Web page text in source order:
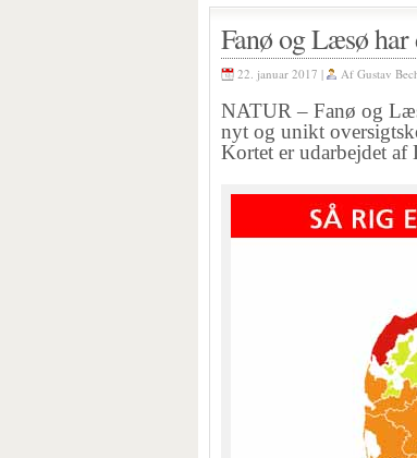
Fanø og Læsø har
22. januar 2017 | Af Gustav
NATUR – Fanø og
nyt og unikt
Kortet er udarbejdet